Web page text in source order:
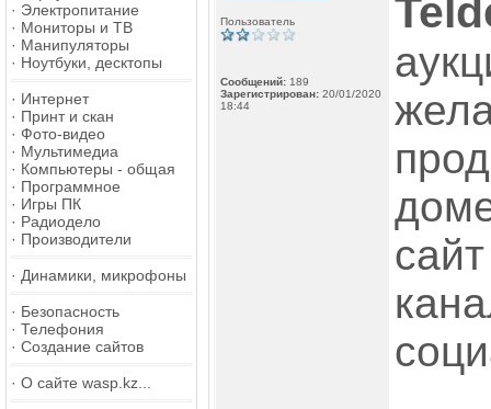
· Электропитание
· Мониторы и ТВ
· Манипуляторы
· Ноутбуки, десктопы
· Интернет
· Принт и скан
· Фото-видео
· Мультимедиа
· Компьютеры - общая
· Программное
· Игры ПК
· Радиодело
· Производители
· Динамики, микрофоны
· Безопасность
· Телефония
· Создание сайтов
· О сайте wasp.kz...
Пользователь
Сообщений: 189
Зарегистрирован: 20/01/2020
18:44